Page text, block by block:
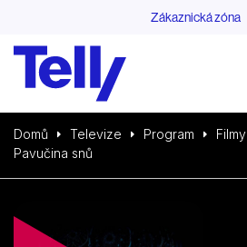
Zákaznická zóna
Domů Televize Program Filmy
Pavučina snů